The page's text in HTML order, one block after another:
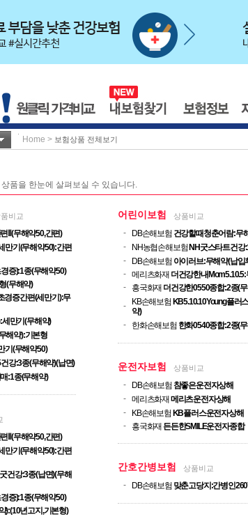
Home > 보험상품 전체보기
품을 한눈에 살펴보실 수 있습니다.
비교
Ⅱ(무해약50,간편)
만기(무해약50):간편
증):1종(무해약50)
(무해약)
경증간편(세만기):무
만기(무해약)
해약):기본형
기(무해약50)
강:3종(무해약)(납면)
:1종(무해약)
Ⅱ(무해약50,간편)
만기(무해약50):간편
건강:3종(납면)(무해
증):1종(무해약50)
):(10년고지,기본형)
어린이보험 상품비교
- DB손해보험 건강할때청춘어람:무
-
NH농협손해보험 NH굿스타트건강
-
DB손해보험 아이러브:무해약(납입
- 메리츠화재 더건강한내
-
흥국화재 더건강한0550종합:2종(
-
KB손해보험 KB5.10.10Young플러
약)
-
한화손해보험 한화0540종합:2종(
운전자보험 상품비교
- DB손해보험 참좋은운전자상해
- 메리츠화재 메리츠운전자상해
-
KB손해보험 KB플러스운전자상해
-
흥국화재 든든한SMILE운전자종합
간호간병보험 상품비교
- DB손해보험 맞춘고당지:간병인